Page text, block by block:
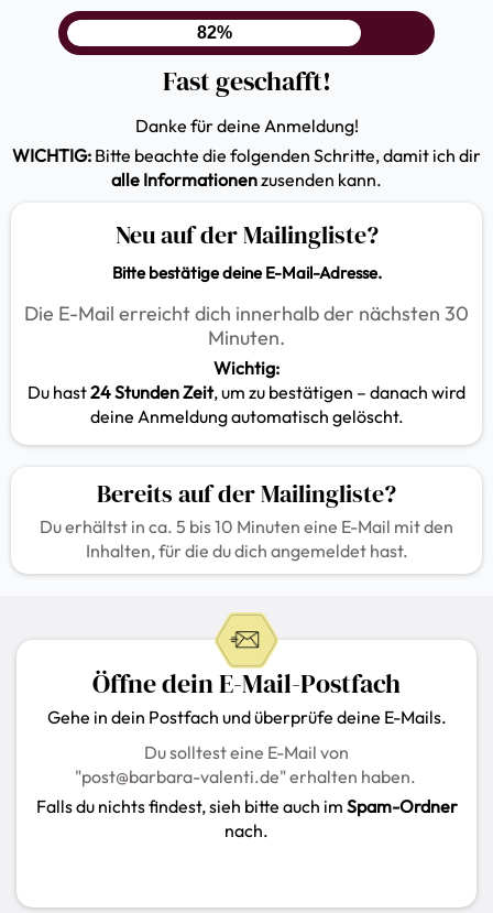
82%
Fast geschafft!
Danke für deine Anmeldung!
WICHTIG: Bitte beachte die folgenden Schritte, damit ich dir
alle Informationenzusenden kann.
Neu auf der Mailingliste?
Bitte bestätige deine E-Mail-Adresse.
Die E-Mail erreicht dich innerhalb der nächsten 30
Minuten.
Wichtig:
Du hast24 Stunden Zeit, um zu bestätigen – danach wird
deine Anmeldung automatisch gelöscht.
Bereits auf der Mailingliste?
Du erhältst in ca. 5 bis 10 Minuten eine E-Mail mit den
Inhalten, für die du dich angemeldet hast.
Öffne dein E-Mail-Postfach
Gehe in dein Postfach und überprüfe deine E-Mails.
Du solltest eine E-Mail von
"post@barbara-valenti.de" erhalten haben.
Falls du nichts findest, sieh bitte auch im Spam-Ordner
nach.